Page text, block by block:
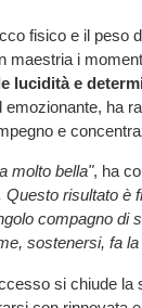
fisico e il peso
maestria i
lucidità e
ha
e
molto bella", ha
Questo risultato è
compagno di
sostenersi, fa
si chiude la